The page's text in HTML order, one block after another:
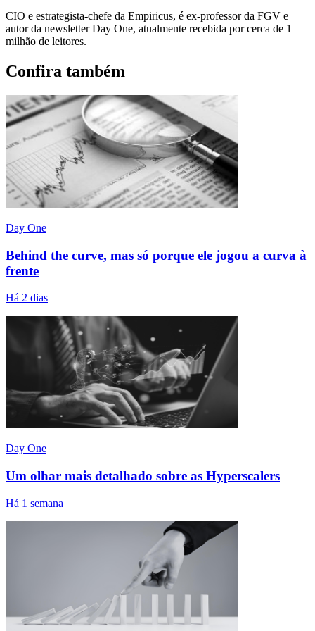
CIO e estrategista-chefe da Empiricus, é ex-professor da FGV e
autor da newsletter Day One, atualmente recebida por cerca de 1
milhão de leitores.
Confira também
Day One
Behind the curve, mas só porque ele jogou a curva à
frente
Há 2 dias
Day One
Um olhar mais detalhado sobre as Hyperscalers
Há 1 semana